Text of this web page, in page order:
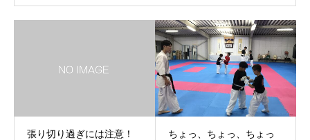
張り切り過ぎには注意！
ちょっ、ちょっ、ちょっ